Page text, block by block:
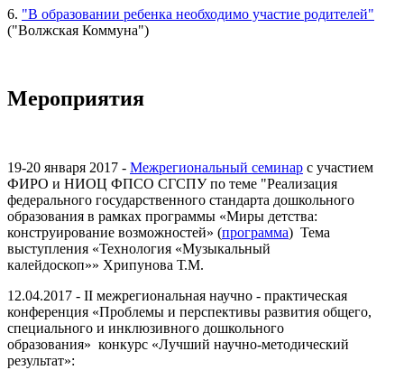
6. "В образовании ребенка необходимо участие родителей"
("Волжская Коммуна")
Мероприятия
19-20 января 2017 - Межрегиональный семинар с участием
ФИРО и НИОЦ ФПСО СГСПУ по теме "Реализация
федерального государственного стандарта дошкольного
образования в рамках программы «Миры детства:
конструирование возможностей» (программа) Тема
выступления «Технология «Музыкальный
калейдоскоп»» Хрипунова Т.М.
12.04.2017 - II межрегиональная научно - практическая
конференция «Проблемы и перспективы развития общего,
специального и инклюзивного дошкольного
образования» конкурс «Лучший научно-методический
результат»: